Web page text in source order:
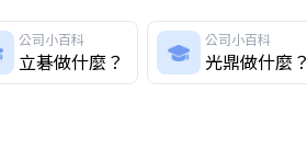
公司小百科
立碁做什麼？
公司小百科
光鼎做什麼？